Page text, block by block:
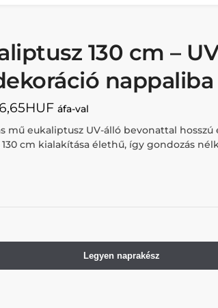
130 cm –
nappaliba
HUF áfa-val
mű eukaliptusz UV-álló bevonattal
cm kialakítása élethű, így gondozás
Legyen naprakész